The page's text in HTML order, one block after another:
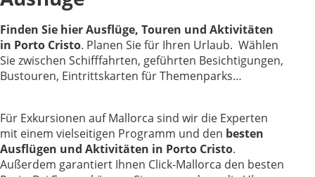
Finden Sie hier Ausflüge, Touren und Aktivitäten
in Porto Cristo. Planen Sie für Ihren Urlaub. Wählen
Sie zwischen Schifffahrten, geführten Besichtigungen,
Bustouren, Eintrittskarten für Themenparks…
Für Exkursionen auf Mallorca sind wir die Experten
mit einem vielseitigen Programm und den besten
Ausflügen und Aktivitäten in Porto Cristo.
Außerdem garantiert Ihnen Click-Mallorca den besten